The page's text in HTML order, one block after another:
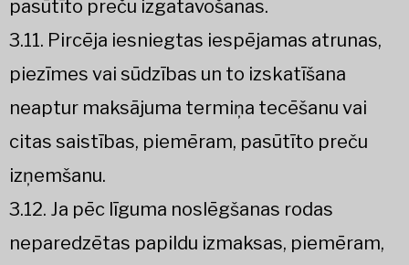
pasūtīto preču izgatavošanas.
3.11. Pircēja iesniegtas iespējamas atrunas,
piezīmes vai sūdzības un to izskatīšana
neaptur maksājuma termiņa tecēšanu vai
citas saistības, piemēram, pasūtīto preču
izņemšanu.
3.12. Ja pēc līguma noslēgšanas rodas
neparedzētas papildu izmaksas, piemēram,